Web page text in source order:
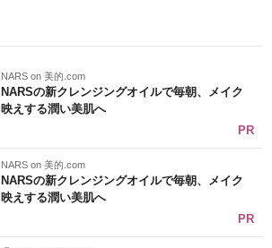
NARS on 美的.com
NARSの新クレンジングオイルで毎朝、メイク
映えする潤い美肌へ
PR
NARS on 美的.com
NARSの新クレンジングオイルで毎朝、メイク
映えする潤い美肌へ
PR